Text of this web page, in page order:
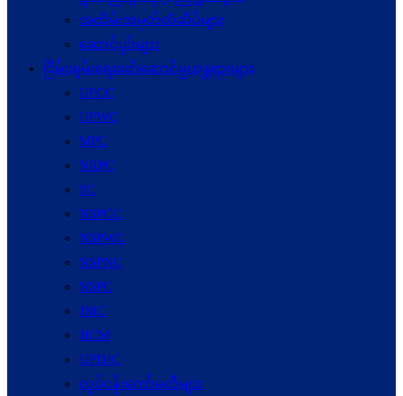
အထိမ်းအမှတ်တံဆိပ်များ
ဆောင်ပုဒ်များ
ငြိမ်းချမ်းရေးဖော်‌ဆောင်မှုယန္တရားများ
UPCC
UPWC
MPC
NRPC
PC
NSPCC
NSPWC
NSPNC
NSPC
JMC
JICM
UPDJC
လုပ်ငန်းကော်မတီများ